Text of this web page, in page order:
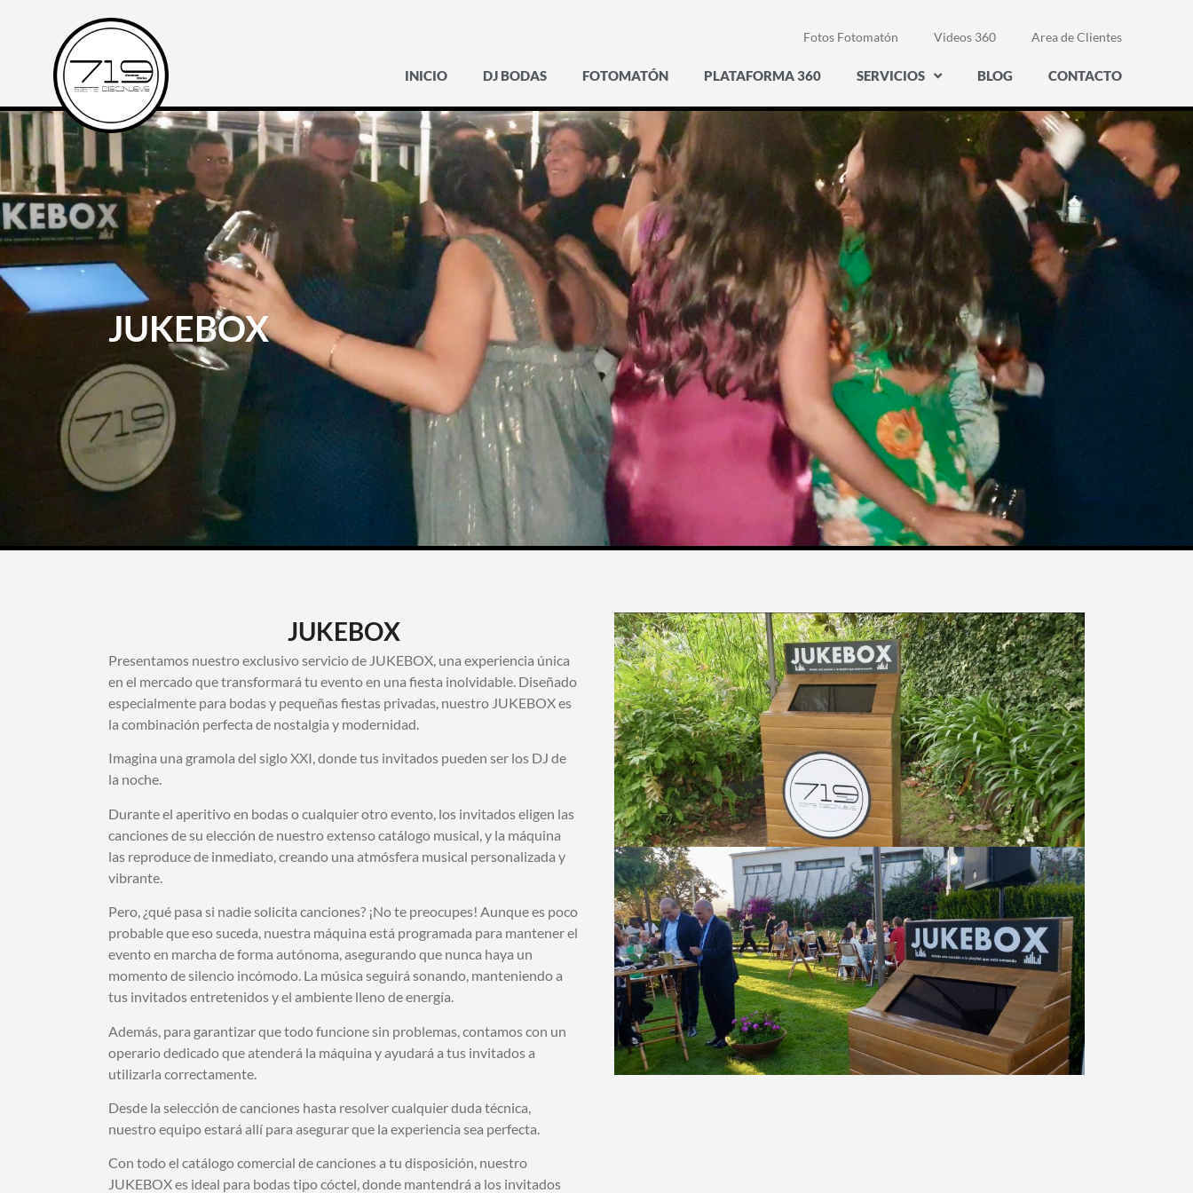
Fotos Fotomatón Videos 360 Area de Clientes
INICIO DJ BODAS FOTOMATÓN PLATAFORMA 360 SERVICIOS BLOG CONTACTO
JUKEBOX
JUKEBOX
Presentamos nuestro exclusivo servicio de JUKEBOX, una experiencia única
en el mercado que transformará tu evento en una fiesta inolvidable. Diseñado
especialmente para bodas y pequeñas fiestas privadas, nuestro JUKEBOX es
la combinación perfecta de nostalgia y modernidad.
Imagina una gramola del siglo XXI, donde tus invitados pueden ser los DJ de
la noche.
Durante el aperitivo en bodas o cualquier otro evento, los invitados eligen las
canciones de su elección de nuestro extenso catálogo musical, y la máquina
las reproduce de inmediato, creando una atmósfera musical personalizada y
vibrante.
Pero, ¿qué pasa si nadie solicita canciones? ¡No te preocupes! Aunque es poco
probable que eso suceda, nuestra máquina está programada para mantener el
evento en marcha de forma autónoma, asegurando que nunca haya un
momento de silencio incómodo. La música seguirá sonando, manteniendo a
tus invitados entretenidos y el ambiente lleno de energía.
Además, para garantizar que todo funcione sin problemas, contamos con un
operario dedicado que atenderá la máquina y ayudará a tus invitados a
utilizarla correctamente.
Desde la selección de canciones hasta resolver cualquier duda técnica,
nuestro equipo estará allí para asegurar que la experiencia sea perfecta.
Con todo el catálogo comercial de canciones a tu disposición, nuestro
JUKEBOX es ideal para bodas tipo cóctel, donde mantendrá a los invitados